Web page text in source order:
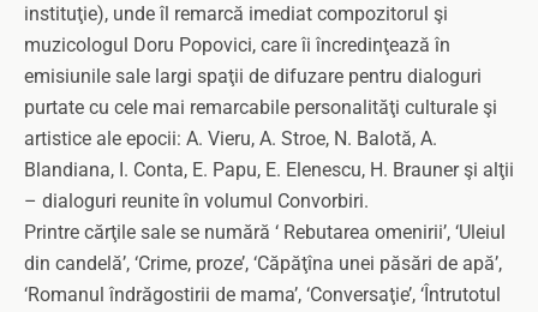
instituţie), unde îl remarcă imediat compozitorul şi
muzicologul Doru Popovici, care îi încredinţează în
emisiunile sale largi spaţii de difuzare pentru dialoguri
purtate cu cele mai remarcabile personalităţi culturale şi
artistice ale epocii: A. Vieru, A. Stroe, N. Balotă, A.
Blandiana, I. Conta, E. Papu, E. Elenescu, H. Brauner şi alţii
– dialoguri reunite în volumul Convorbiri.
Printre cărţile sale se numără ‘ Rebutarea omenirii’, ‘Uleiul
din candelă’, ‘Crime, proze’, ‘Căpăţîna unei păsări de apă’,
‘Romanul îndrăgostirii de mama’, ‘Conversaţie’, ‘Întrutotul